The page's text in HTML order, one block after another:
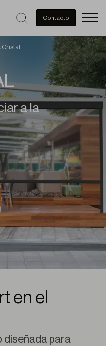
Contacto
Cristal
a la
en el
diseñada para